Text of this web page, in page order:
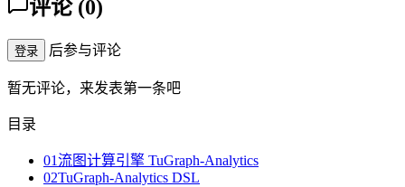
评论 (0)
登录 后参与评论
暂无评论，来发表第一条吧
目录
01流图计算引擎 TuGraph-Analytics
02TuGraph-Analytics DSL